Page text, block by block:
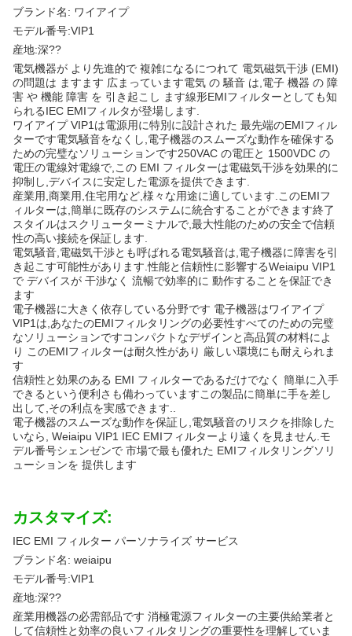
ブランド名: ワイアイプ
モデル番号:VIP1
産地:深??
電気機器が より先進的で 複雑になるにつれて 電気磁気干渉 (EMI)
の問題は ますます 広まっています電気 の 騒音 は,電子 機器 の 障
害 や 機能 障害 を 引き起こし ます線形EMIフィルターとしても知
られるIEC EMIフィルタが登場します.
ワイアイプ VIP1は電源用に特別に設計された 最先端のEMIフィル
ターです電気騒音をなくし,電子機器のスムーズな動作を確保する
ための完璧なソリューションです250VAC の電圧と 1500VDC の
電圧の電線対電線で,この EMI フィルターは電磁気干渉を効果的に
抑制し,デバイスに安定した電源を提供できます.
産業用,商業用,住宅用など,様々な用途に適しています.このEMIフ
ィルターは,簡単に既存のシステムに統合することができます終了
スタイルはスクリューターミナルで,最大性能のための安全で信頼
性の高い接続を保証します.
電気騒音,電磁気干渉とも呼ばれる電気騒音は,電子機器に障害を引
き起こす可能性があります.性能と信頼性に影響するWeiaipu VIP1
で デバイスが 干渉なく 流暢で効率的に 動作することを保証でき
ます
電子機器に大きく依存している分野です 電子機器はワイアイプ
VIP1は,あなたのEMIフィルタリングの必要性すべてのための完璧
なソリューションですコンパクトなデザインと高品質の材料によ
り このEMIフィルターは耐久性があり 厳しい環境にも耐えられま
す
信頼性と効果のある EMI フィルターであるだけでなく 簡単に入手
できるという便利さも備わっていますこの製品に簡単に手を差し
出して,その利点を実感できます..
電子機器のスムーズな動作を保証し,電気騒音のリスクを排除した
いなら, Weiaipu VIP1 IEC EMIフィルターより遠くを見ません.モ
デル番号シェンゼンで 市場で最も優れた EMIフィルタリングソリ
ューションを 提供します
カスタマイズ:
IEC EMI フィルター パーソナライズ サービス
ブランド名: weiaipu
モデル番号:VIP1
産地:深??
産業用機器の必需部品です 消極電源フィルターの主要供給業者と
して信頼性と効率の良いフィルタリングの重要性を理解していま